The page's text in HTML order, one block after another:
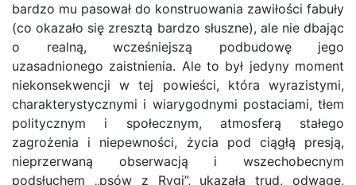
bardzo mu pasował do konstruowania zawiłości fabuły
(co okazało się zresztą bardzo słuszne), ale nie dbając
o realną, wcześniejszą podbudowę jego
uzasadnionego zaistnienia. Ale to był jedyny moment
niekonsekwencji w tej powieści, która wyrazistymi,
charakterystycznymi i wiarygodnymi postaciami, tłem
politycznym i społecznym, atmosferą stałego
zagrożenia i niepewności, życia pod ciągłą presją,
nieprzerwaną obserwacją i wszechobecnym
podsłuchem „psów z Rygi”, ukazała trud, odwagę,